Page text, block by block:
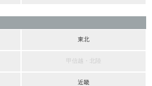
東北
甲信越・北陸
近畿